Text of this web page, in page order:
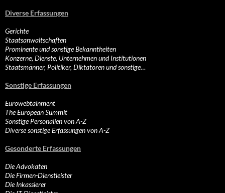
Diverse Erfassungen
Gerichte
Staatsanwaltschaften
Prominente und sonstige Bekanntheiten
Konzerne, Dienste, Unternehmen und Institutionen
Staatsmänner, Politiker, Diktatoren und sonstige…
Sonstige Erfassungen
Eurowebtainment
The European Summit
Sonstige Personalien von A-Z
Diverse sonstige Erfassungen von A-Z
Gesonderte Erfassungen
Die Advokaten
Die Firmen-Dienstleister
Die Inkassierer